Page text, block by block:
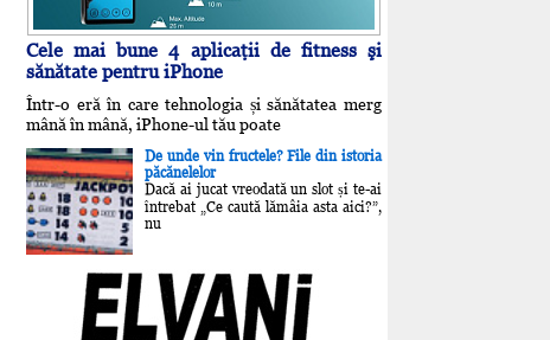
Cele mai bune 4 aplicaţii de fitness şi
sănătate pentru iPhone
Într-o eră în care tehnologia și sănătatea merg
mână în mână, iPhone-ul tău poate
De unde vin fructele? File din istoria
păcănelelor
Dacă ai jucat vreodată un slot și te-ai
întrebat „Ce caută lămâia asta aici?”,
nu